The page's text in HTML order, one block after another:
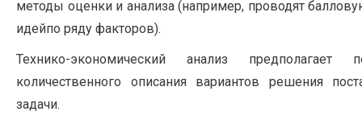
методы оценки и анализа (например, проводят
идейпо ряду факторов).
Технико-экономический анализ предполагает
количественного описания вариантов решения
задачи.